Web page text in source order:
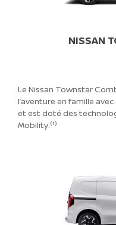
NISSAN
Le Nissan Townstar
l’aventure en famille
et est doté des
Mobility.⁽¹⁾